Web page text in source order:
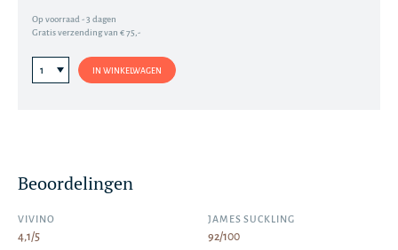
Op voorraad - 3 dagen
Gratis verzending van € 75,-
IN WINKELWAGEN
Beoordelingen
VIVINO
4,1/5
JAMES SUCKLING
92/100